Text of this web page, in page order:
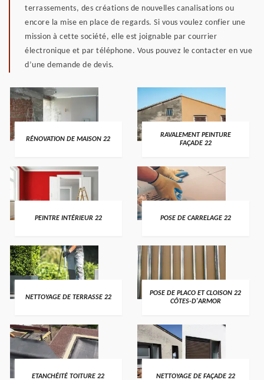
terrassements, des créations de nouvelles canalisations ou
encore la mise en place de regards. Si vous voulez confier une
mission à cette société, elle est joignable par courrier
électronique et par téléphone. Vous pouvez le contacter en vue
d’une demande de devis.
RÉNOVATION DE MAISON 22
RAVALEMENT PEINTURE
FAÇADE 22
PEINTRE INTÉRIEUR 22 POSE DE CARRELAGE 22
NETTOYAGE DE TERRASSE 22
POSE DE PLACO ET CLOISON 22
CÔTES-D'ARMOR
ETANCHÉITÉ TOITURE 22 NETTOYAGE DE FAÇADE 22